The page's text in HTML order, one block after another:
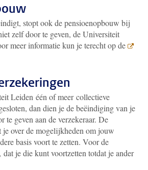
stopt ook de pensioenopbouw bij
zelf door te geven, de Universiteit
meer informatie kun je terecht op de
Leiden één of meer collectieve
dan dien je de beëindiging van je
te geven aan de verzekeraar. De
je over de mogelijkheden om jouw
basis voort te zetten. Voor de
je die kunt voortzetten totdat je ander